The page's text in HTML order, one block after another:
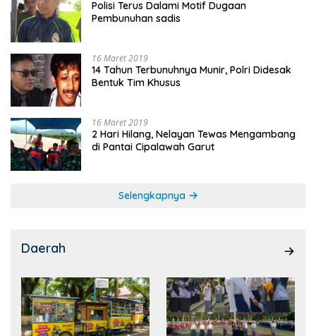
Polisi Terus Dalami Motif Dugaan
Pembunuhan sadis
16 Maret 2019
14 Tahun Terbunuhnya Munir, Polri Didesak
Bentuk Tim Khusus
16 Maret 2019
2 Hari Hilang, Nelayan Tewas Mengambang
di Pantai Cipalawah Garut
Selengkapnya
Daerah